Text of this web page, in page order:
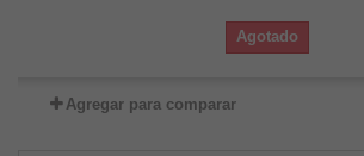
Agotado
Agregar para comparar